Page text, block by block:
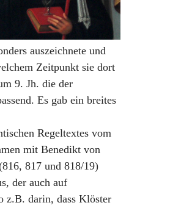
auszeichnete und
Zeitpunkt sie dort
9. Jh. die der
Es gab ein breites
Regeltextes vom
mit Benedikt von
817 und 818/19)
der auch auf
z.B. darin, dass Klöster